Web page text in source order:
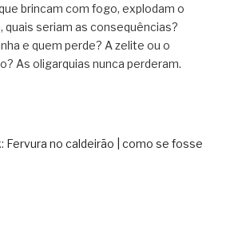
brincam com fogo, explodam o
quais seriam as consequências?
e quem perde? A zelite ou o
As oligarquias nunca perderam.
Fervura no caldeirão | como se fosse